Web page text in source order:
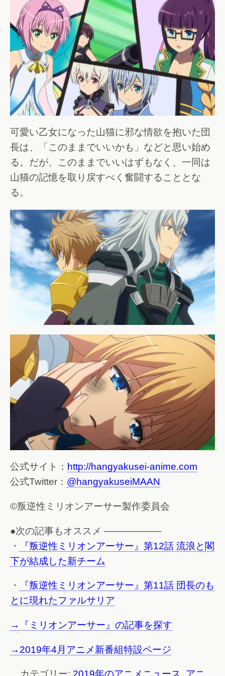
可愛い乙女になった山猫に邪な情欲を抱いた団
長は、「このままでいいかも」などと思い始め
る。だが、このままでいいはずもなく、一同は
山猫の記憶を取り戻すべく奮闘することとな
る。
公式サイト： http://hangyakusei-anime.com
公式Twitter： @hangyakuseiMAAN
©叛逆性ミリオンアーサー製作委員会
●次の記事もオススメ ——————
・
『叛逆性ミリオンアーサー』第12話 流浪と閣
下が結成した新チーム
・
『叛逆性ミリオンアーサー』第11話 団長のも
とに現れたファルサリア
→『ミリオンアーサー』の記事を探す
→2019年4月アニメ新番組特設ページ
カテゴリー: 2019年のアニメニュース アニ